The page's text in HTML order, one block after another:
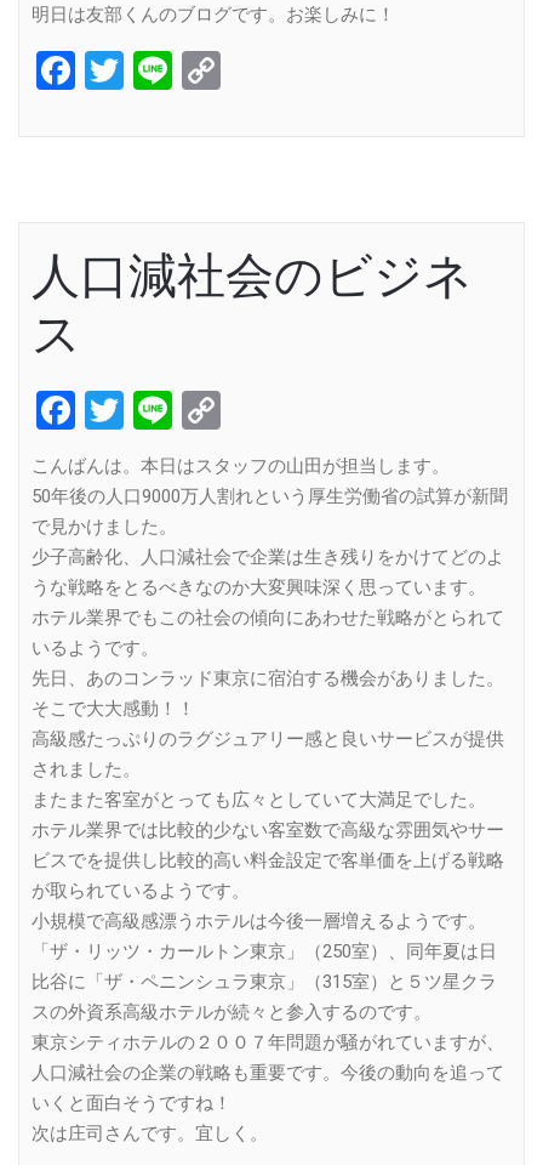
明日は友部くんのブログです。お楽しみに！
Facebook
Twitter
Line
人口減社会のビジネ
ス
Facebook
Twitter
Line
Link
こんばんは。本日はスタッフの山田が担当します。
50年後の人口9000万人割れという厚生労働省の試算が新聞
で見かけました。
少子高齢化、人口減社会で企業は生き残りをかけてどのよ
うな戦略をとるべきなのか大変興味深く思っています。
ホテル業界でもこの社会の傾向にあわせた戦略がとられて
いるようです。
先日、あのコンラッド東京に宿泊する機会がありました。
そこで大大感動！！
高級感たっぷりのラグジュアリー感と良いサービスが提供
されました。
またまた客室がとっても広々としていて大満足でした。
ホテル業界では比較的少ない客室数で高級な雰囲気やサー
ビスでを提供し比較的高い料金設定で客単価を上げる戦略
が取られているようです。
小規模で高級感漂うホテルは今後一層増えるようです。
「ザ・リッツ・カールトン東京」（250室）、同年夏は日
比谷に「ザ・ペニンシュラ東京」（315室）と５ツ星クラ
スの外資系高級ホテルが続々と参入するのです。
東京シティホテルの２００７年問題が騒がれていますが、
人口減社会の企業の戦略も重要です。今後の動向を追って
いくと面白そうですね！
次は庄司さんです。宜しく。